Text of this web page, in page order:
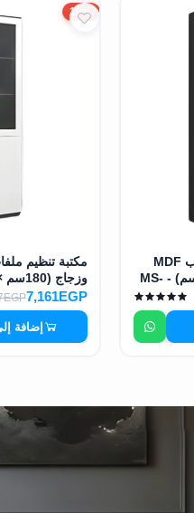
مكتبة تنظيم ملفات مودرن خشب MDF
وزجاج (160سم × 80سم × 40سم) - MS-
10%
12957
7,161EGP
إضافة